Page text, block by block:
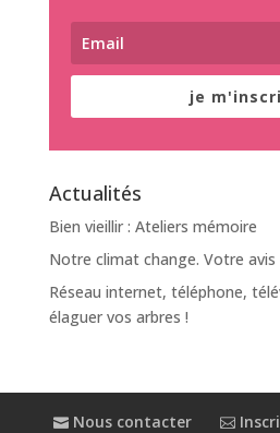
je
Actualités
Bien vieillir : Ateliers mémoire
Notre climat change. Votre
Réseau internet, téléphone,
élaguer vos arbres !
Nous contacter